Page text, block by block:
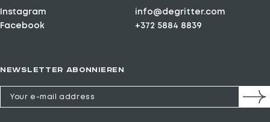
Instagram
Facebook
info@degritter.com
+372 5884 8839
NEWSLETTER ABONNIEREN